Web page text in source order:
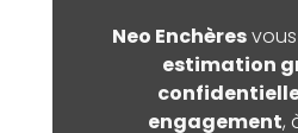
Neo Enchères
estimation
engagement,